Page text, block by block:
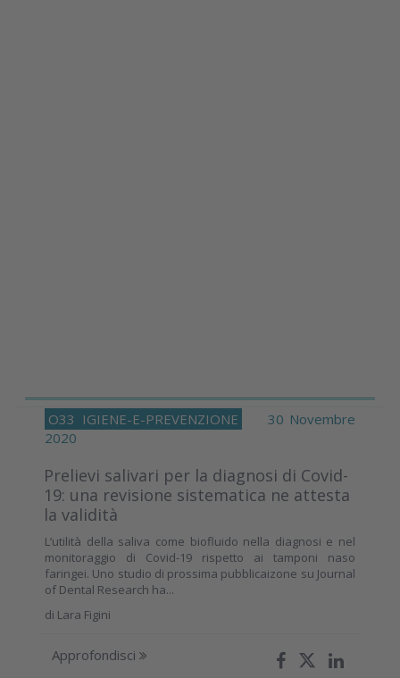
O33 IGIENE-E-PREVENZIONE
30 Novembre
2020
Prelievi salivari per la diagnosi di Covid-
19: una revisione sistematica ne attesta
la validità
L’utilità della saliva come biofluido nella diagnosi e nel
monitoraggio di Covid-19 rispetto ai tamponi naso
faringei. Uno studio di prossima pubblicaizone su Journal
of Dental Research ha...
di Lara Figini
Approfondisci